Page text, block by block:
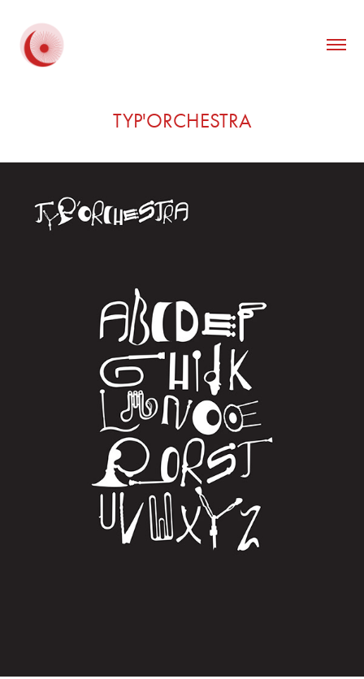
TYP'ORCHESTRA